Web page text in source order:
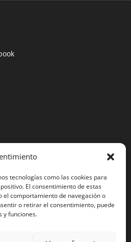
tecnologías como las cookies para
El consentimiento de estas
comportamiento de navegación o
o retirar el consentimiento, puede
y funciones.